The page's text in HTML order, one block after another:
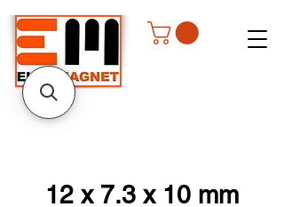
12 x 7.3 x 10 mm